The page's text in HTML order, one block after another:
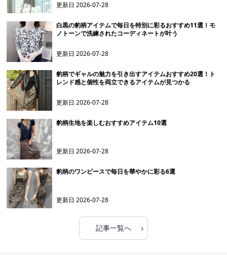
更新日2026-07-28
白黒の豹柄アイテムで毎日を特別に彩るおすすめ11選！モ
ノトーンで洗練されたコーディネートが叶う
更新日2026-07-28
豹柄でギャルの魅力を引き出すアイテムおすすめ20選！ト
レンド感と個性を両立できるアイテムが見つかる
更新日2026-07-28
豹柄生地を楽しむおすすめアイテム10選
更新日2026-07-28
豹柄のワンピースで毎日を華やかに彩る6選
更新日2026-07-28
記事一覧へ ›